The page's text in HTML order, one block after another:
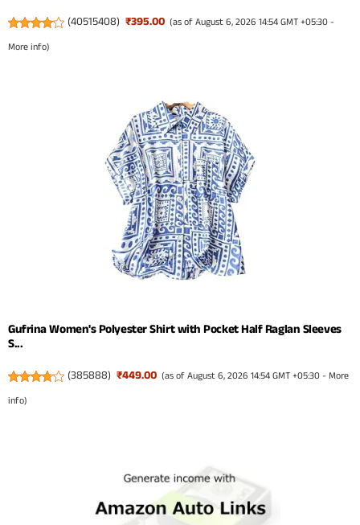
(40515408) ₹395.00 (as of August 6, 2026 14:54 GMT +05:30 -
More info)
Gufrina Women's Polyester Shirt with Pocket Half Raglan Sleeves
S...
(385888) ₹449.00 (as of August 6, 2026 14:54 GMT +05:30 -More
info)